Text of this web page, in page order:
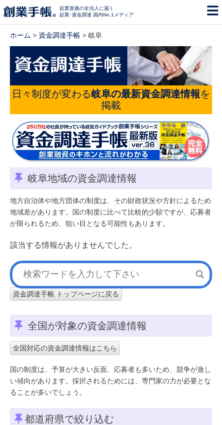
起業直後の全法人に届く
起業･資金調達 国内No.1メディア
ホーム > 資金調達手帳 > 岐阜
日々制度が変わる岐阜の最新資金調達情報を
掲載
岐阜地域の資金調達情報
地方自治体や地方団体の制度は、その財政状況や方針によるため
地域差があります。国の制度に比べて比較的少額ですが、応募者
が限られるため、狙い目となる可能性もあります。
該当する情報がありませんでした。
資金調達手帳 トップページに戻る
全国が対象の資金調達情報
全国対応の資金調達情報はこちら
国の制度は、予算が大きい反面、応募者も多いため、競争が激し
い傾向があります。採択されるためには、専門家の力が必要とな
ることが多いでしょう。
都道府県で絞り込む